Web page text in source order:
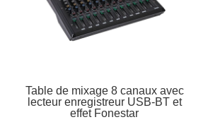
Table de mixage 8 canaux avec
lecteur enregistreur USB-BT et
effet Fonestar